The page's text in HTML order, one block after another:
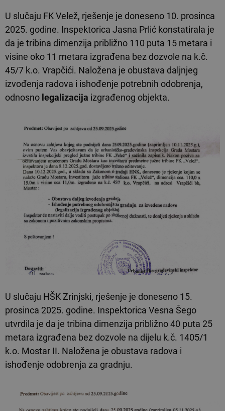
U slučaju FK Velež, rješenje je doneseno 10. prosinca
2025. godine. Inspektorica Jasna Prlić konstatirala je
da je tribina dimenzija približno 110 puta 15 metara i
visine oko 11 metara izgrađena bez dozvole na k.č.
45/7 k.o. Vrapčići. Naložena je obustava daljnjeg
izvođenja radova i ishođenje potrebnih odobrenja,
odnosno legalizacija izgrađenog objekta.
U slučaju HŠK Zrinjski, rješenje je doneseno 15.
prosinca 2025. godine. Inspektorica Vesna Šego
utvrdila je da je tribina dimenzija približno 40 puta 25
metara izgrađena bez dozvole na dijelu k.č. 1405/1
k.o. Mostar II. Naložena je obustava radova i
ishođenje odobrenja za gradnju.